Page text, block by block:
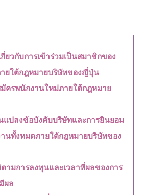
ยวกับการเข้าร่วมเป็นสมาชิกของ
ยใต้กฎหมายบริษัทของญี่ปุ่น
ครพนักงานใหม่ภายใต้กฎหมาย
แปลงข้อบังคับบริษัทและการยินยอม
นทั้งหมดภายใต้กฎหมายบริษัทของ
ามการลงทุนและเวลาที่ผลของการ
ผล